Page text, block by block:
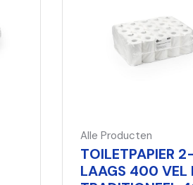
Alle Producten
TOILETPAPIER 2-
LAAGS 400 VEL